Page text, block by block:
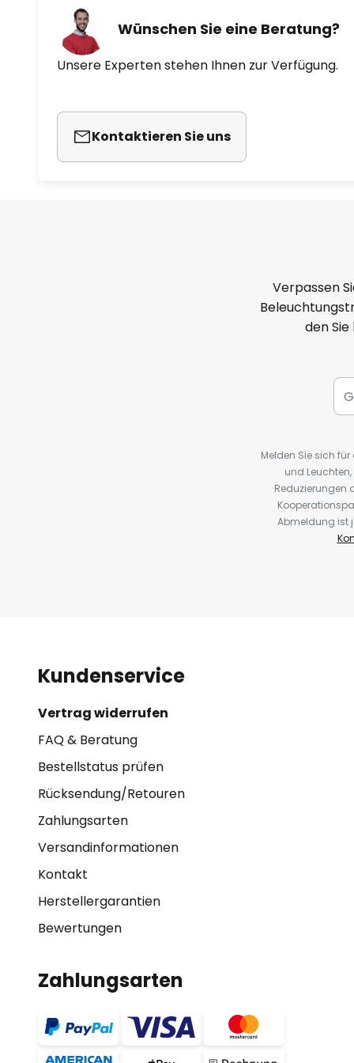
Wünschen Sie eine Beratung?
Unsere Experten stehen Ihnen zur Verfügung.
Kontaktieren Sie uns
Verpassen
den
Melden Sie sich
und
Reduzierungen
Abmeldung ist
Kundenservice
Vertrag widerrufen
FAQ & Beratung
Bestellstatus prüfen
Rücksendung/Retouren
Zahlungsarten
Versandinformationen
Kontakt
Herstellergarantien
Bewertungen
Zahlungsarten